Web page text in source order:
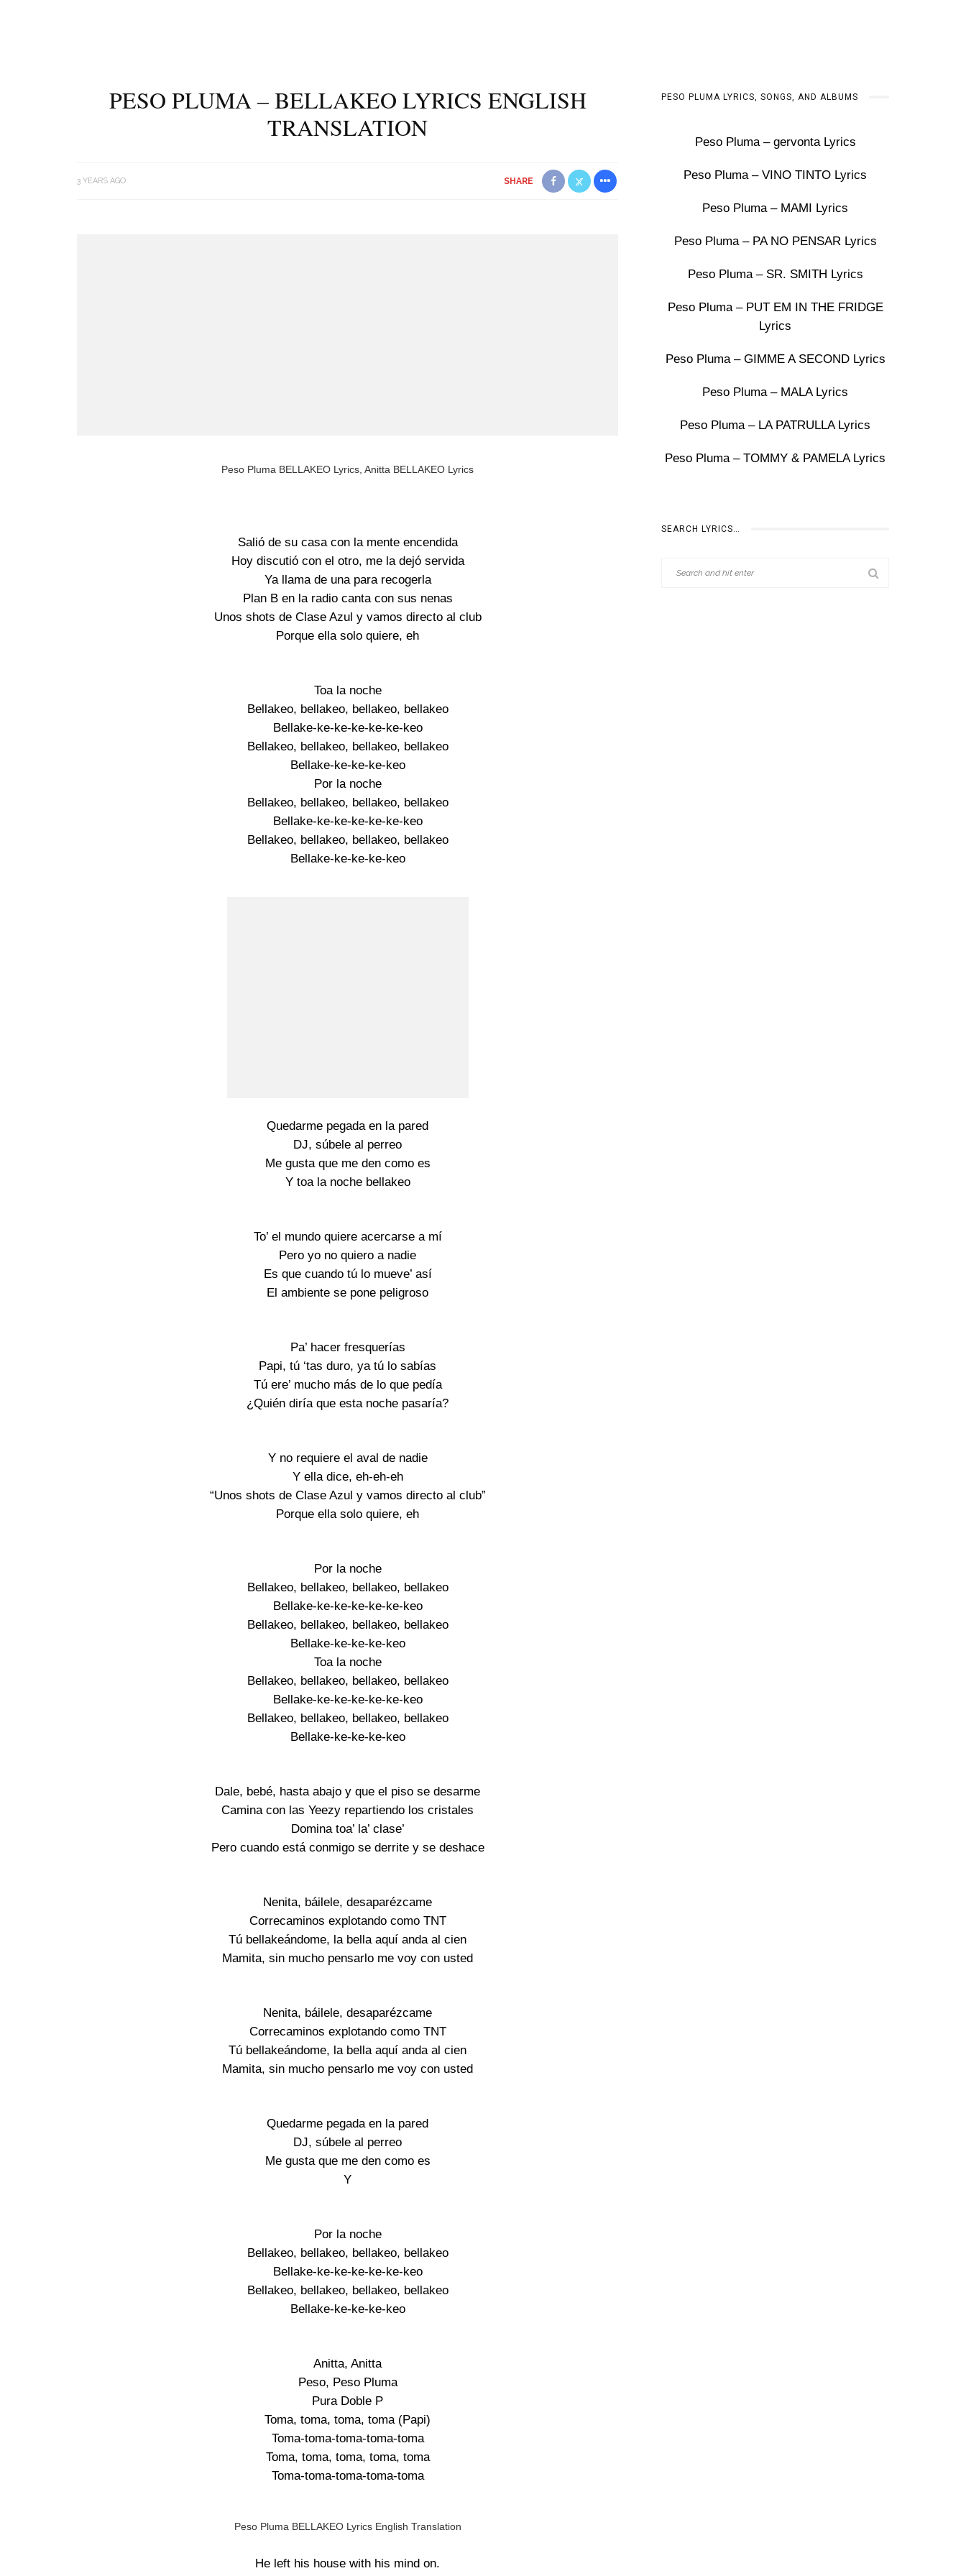
PESO PLUMA – BELLAKEO LYRICS ENGLISH
TRANSLATION
3 YEARS AGO SHARE
Peso Pluma BELLAKEO Lyrics, Anitta BELLAKEO Lyrics
Salió de su casa con la mente encendida
Hoy discutió con el otro, me la dejó servida
Ya llama de una para recogerla
Plan B en la radio canta con sus nenas
Unos shots de Clase Azul y vamos directo al club
Porque ella solo quiere, eh
Toa la noche
Bellakeo, bellakeo, bellakeo, bellakeo
Bellake-ke-ke-ke-ke-ke-keo
Bellakeo, bellakeo, bellakeo, bellakeo
Bellake-ke-ke-ke-keo
Por la noche
Bellakeo, bellakeo, bellakeo, bellakeo
Bellake-ke-ke-ke-ke-ke-keo
Bellakeo, bellakeo, bellakeo, bellakeo
Bellake-ke-ke-ke-keo
Quedarme pegada en la pared
DJ, súbele al perreo
Me gusta que me den como es
Y toa la noche bellakeo
To’ el mundo quiere acercarse a mí
Pero yo no quiero a nadie
Es que cuando tú lo mueve’ así
El ambiente se pone peligroso
Pa’ hacer fresquerías
Papi, tú ‘tas duro, ya tú lo sabías
Tú ere’ mucho más de lo que pedía
¿Quién diría que esta noche pasaría?
Y no requiere el aval de nadie
Y ella dice, eh-eh-eh
“Unos shots de Clase Azul y vamos directo al club”
Porque ella solo quiere, eh
Por la noche
Bellakeo, bellakeo, bellakeo, bellakeo
Bellake-ke-ke-ke-ke-ke-keo
Bellakeo, bellakeo, bellakeo, bellakeo
Bellake-ke-ke-ke-keo
Toa la noche
Bellakeo, bellakeo, bellakeo, bellakeo
Bellake-ke-ke-ke-ke-ke-keo
Bellakeo, bellakeo, bellakeo, bellakeo
Bellake-ke-ke-ke-keo
Dale, bebé, hasta abajo y que el piso se desarme
Camina con las Yeezy repartiendo los cristales
Domina toa’ la’ clase’
Pero cuando está conmigo se derrite y se deshace
Nenita, báilele, desaparézcame
Correcaminos explotando como TNT
Tú bellakeándome, la bella aquí anda al cien
Mamita, sin mucho pensarlo me voy con usted
Nenita, báilele, desaparézcame
Correcaminos explotando como TNT
Tú bellakeándome, la bella aquí anda al cien
Mamita, sin mucho pensarlo me voy con usted
Quedarme pegada en la pared
DJ, súbele al perreo
Me gusta que me den como es
Y
Por la noche
Bellakeo, bellakeo, bellakeo, bellakeo
Bellake-ke-ke-ke-ke-ke-keo
Bellakeo, bellakeo, bellakeo, bellakeo
Bellake-ke-ke-ke-keo
Anitta, Anitta
Peso, Peso Pluma
Pura Doble P
Toma, toma, toma, toma (Papi)
Toma-toma-toma-toma-toma
Toma, toma, toma, toma, toma
Toma-toma-toma-toma-toma
Peso Pluma BELLAKEO Lyrics English Translation
He left his house with his mind on.
PESO PLUMA LYRICS, SONGS, AND ALBUMS
Peso Pluma – gervonta Lyrics
Peso Pluma – VINO TINTO Lyrics
Peso Pluma – MAMI Lyrics
Peso Pluma – PA NO PENSAR Lyrics
Peso Pluma – SR. SMITH Lyrics
Peso Pluma – PUT EM IN THE FRIDGE
Lyrics
Peso Pluma – GIMME A SECOND Lyrics
Peso Pluma – MALA Lyrics
Peso Pluma – LA PATRULLA Lyrics
Peso Pluma – TOMMY & PAMELA Lyrics
SEARCH LYRICS…